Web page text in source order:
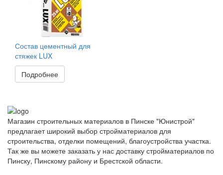
Состав цементный для
стяжек LUX
Подробнее
Магазин строительных материалов в Пинске "Юнистрой"
предлагает широкий выбор стройматериалов для
строительства, отделки помещений, благоустройства участка.
Так же вы можете заказать у нас доставку стройматериалов по
Пинску, Пинскому району и Брестской области.